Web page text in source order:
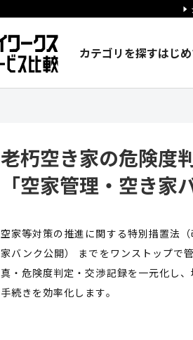
カテゴリを探すはじ
老朽空き家の危険度
「空家管理・空き家
空家等対策の推進に関する特別措置法
家バンク公開） までをワンストップで
真・危険度判定・交渉記録を一元化し
手続きを効率化します。